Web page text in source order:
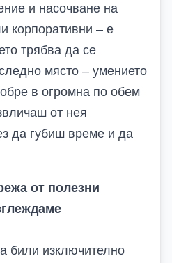
и насочване на
корпоративни – е
трябва да се
място – умението
в огромна по обем
от нея
да губиш време и да
от полезни
били изключително